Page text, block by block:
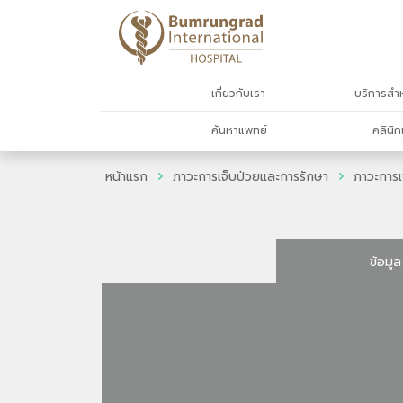
เกี่ยวกับเรา บริการส
ค้นหาแพทย์ คลินิก
หน้าแรก ภาวะการเจ็บป่วยและการรักษา ภาวะกา
ข้อมูล